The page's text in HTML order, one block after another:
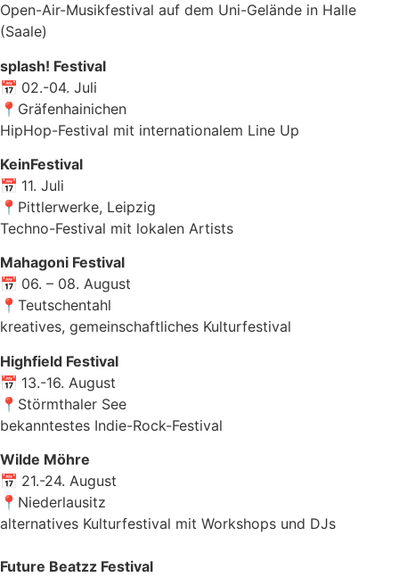
Open-Air-Musikfestival auf dem Uni-Gelände in Halle
(Saale)
splash! Festival
📅 02.-04. Juli
📍Gräfenhainichen
HipHop-Festival mit internationalem Line Up
KeinFestival
📅 11. Juli
📍Pittlerwerke, Leipzig
Techno-Festival mit lokalen Artists
Mahagoni Festival
📅 06. – 08. August
📍Teutschentahl
kreatives, gemeinschaftliches Kulturfestival
Highfield Festival
📅 13.-16. August
📍Störmthaler See
bekanntestes Indie-Rock-Festival
Wilde Möhre
📅 21.-24. August
📍Niederlausitz
alternatives Kulturfestival mit Workshops und DJs
Future Beatzz Festival